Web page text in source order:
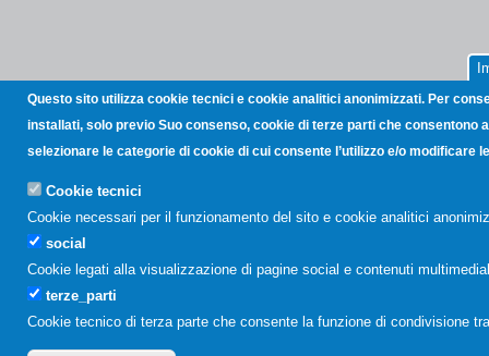
Questo sito utilizza cookie tecnici e cookie analitici anonimizzati. Per
installati, solo previo Suo consenso, cookie di terze parti che
selezionare le categorie di cookie di cui consente l’utilizzo e/o
Cookie tecnici
Cookie necessari per il funzionamento del sito e cookie analitici
social
Cookie legati alla visualizzazione di pagine social e contenuti
terze_parti
Cookie tecnico di terza parte che consente la funzione di condivisione